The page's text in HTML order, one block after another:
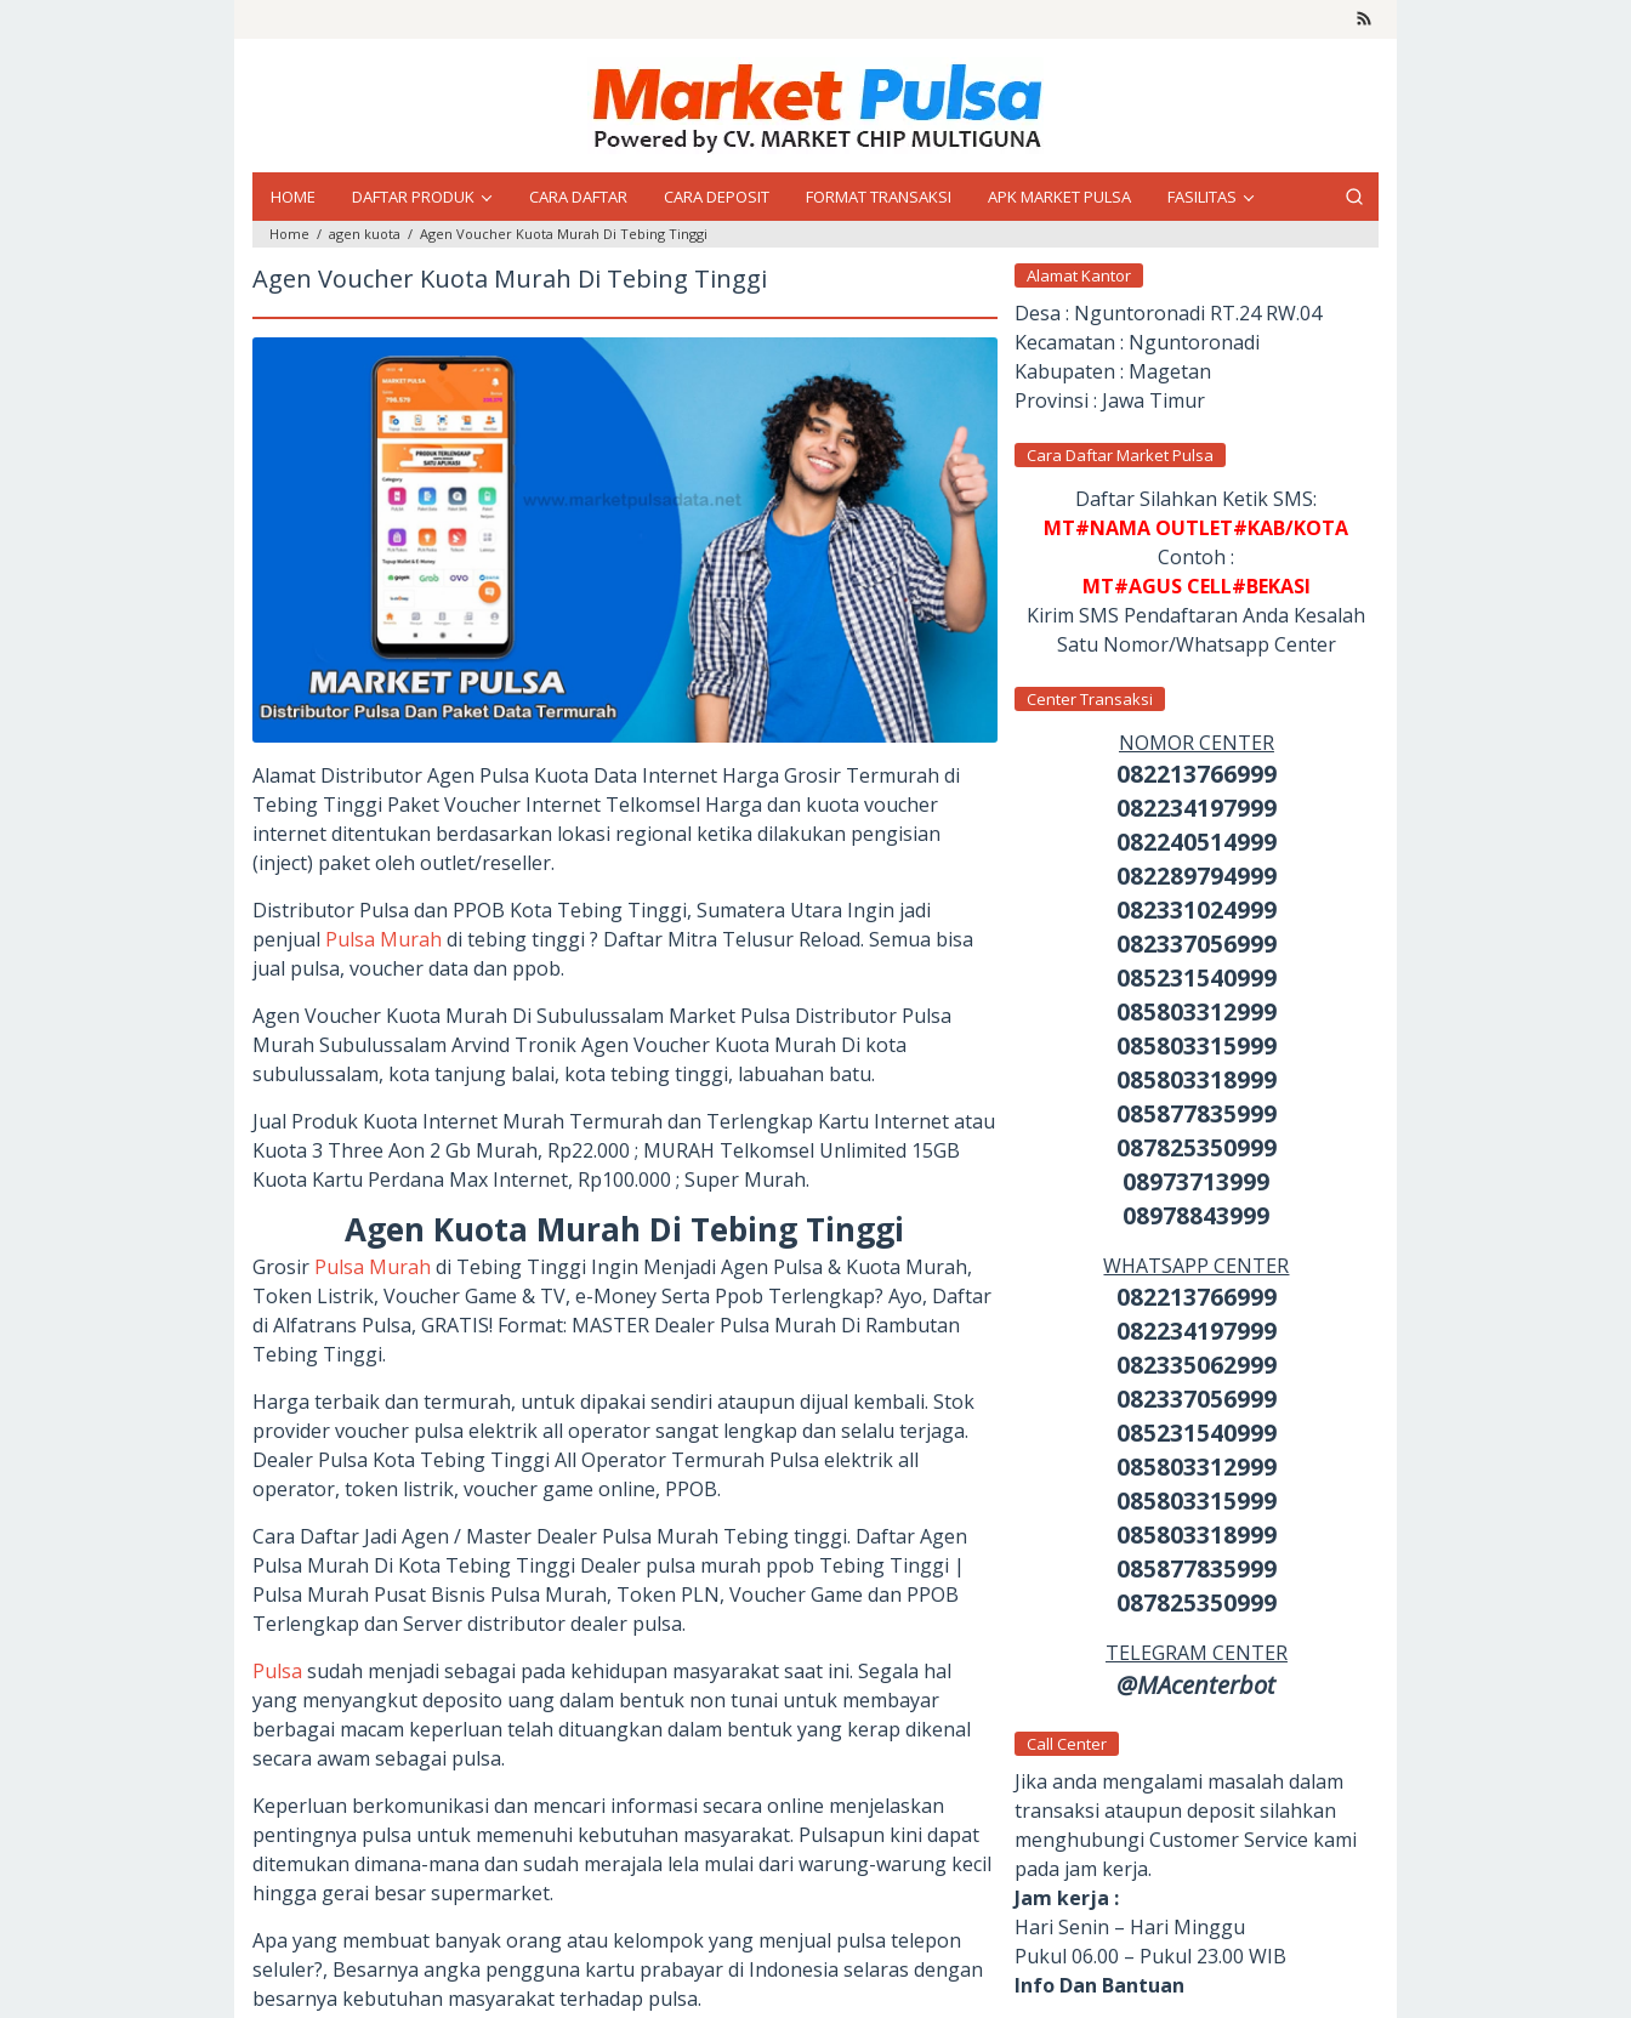
HOME DAFTAR PRODUK CARA DAFTAR CARA DEPOSIT FORMAT TRANSAKSI APK MARKET PULSA FASILITAS
Home / agen kuota / Agen Voucher Kuota Murah Di Tebing Tinggi
Agen Voucher Kuota Murah Di Tebing Tinggi
Alamat Distributor Agen Pulsa Kuota Data Internet Harga Grosir Termurah di
Tebing Tinggi Paket Voucher Internet Telkomsel Harga dan kuota voucher
internet ditentukan berdasarkan lokasi regional ketika dilakukan pengisian
(inject) paket oleh outlet/reseller.
Distributor Pulsa dan PPOB Kota Tebing Tinggi, Sumatera Utara Ingin jadi
penjual Pulsa Murah di tebing tinggi ? Daftar Mitra Telusur Reload. Semua bisa
jual pulsa, voucher data dan ppob.
Agen Voucher Kuota Murah Di Subulussalam Market Pulsa Distributor Pulsa
Murah Subulussalam Arvind Tronik Agen Voucher Kuota Murah Di kota
subulussalam, kota tanjung balai, kota tebing tinggi, labuahan batu.
Jual Produk Kuota Internet Murah Termurah dan Terlengkap Kartu Internet atau
Kuota 3 Three Aon 2 Gb Murah, Rp22.000 ; MURAH Telkomsel Unlimited 15GB
Kuota Kartu Perdana Max Internet, Rp100.000 ; Super Murah.
Agen Kuota Murah Di Tebing Tinggi
Grosir Pulsa Murah di Tebing Tinggi Ingin Menjadi Agen Pulsa & Kuota Murah,
Token Listrik, Voucher Game & TV, e-Money Serta Ppob Terlengkap? Ayo, Daftar
di Alfatrans Pulsa, GRATIS! Format: MASTER Dealer Pulsa Murah Di Rambutan
Tebing Tinggi.
Harga terbaik dan termurah, untuk dipakai sendiri ataupun dijual kembali. Stok
provider voucher pulsa elektrik all operator sangat lengkap dan selalu terjaga.
Dealer Pulsa Kota Tebing Tinggi All Operator Termurah Pulsa elektrik all
operator, token listrik, voucher game online, PPOB.
Cara Daftar Jadi Agen / Master Dealer Pulsa Murah Tebing tinggi. Daftar Agen
Pulsa Murah Di Kota Tebing Tinggi Dealer pulsa murah ppob Tebing Tinggi |
Pulsa Murah Pusat Bisnis Pulsa Murah, Token PLN, Voucher Game dan PPOB
Terlengkap dan Server distributor dealer pulsa.
Pulsa sudah menjadi sebagai pada kehidupan masyarakat saat ini. Segala hal
yang menyangkut deposito uang dalam bentuk non tunai untuk membayar
berbagai macam keperluan telah dituangkan dalam bentuk yang kerap dikenal
secara awam sebagai pulsa.
Keperluan berkomunikasi dan mencari informasi secara online menjelaskan
pentingnya pulsa untuk memenuhi kebutuhan masyarakat. Pulsapun kini dapat
ditemukan dimana-mana dan sudah merajala lela mulai dari warung-warung kecil
hingga gerai besar supermarket.
Apa yang membuat banyak orang atau kelompok yang menjual pulsa telepon
seluler?, Besarnya angka pengguna kartu prabayar di Indonesia selaras dengan
besarnya kebutuhan masyarakat terhadap pulsa.
Alamat Kantor
Desa : Nguntoronadi RT.24 RW.04
Kecamatan : Nguntoronadi
Kabupaten : Magetan
Provinsi : Jawa Timur
Cara Daftar Market Pulsa
Daftar Silahkan Ketik SMS:
MT#NAMA OUTLET#KAB/KOTA
Contoh :
MT#AGUS CELL#BEKASI
Kirim SMS Pendaftaran Anda Kesalah
Satu Nomor/Whatsapp Center
Center Transaksi
NOMOR CENTER
082213766999
082234197999
082240514999
082289794999
082331024999
082337056999
085231540999
085803312999
085803315999
085803318999
085877835999
087825350999
08973713999
08978843999
WHATSAPP CENTER
082213766999
082234197999
082335062999
082337056999
085231540999
085803312999
085803315999
085803318999
085877835999
087825350999
TELEGRAM CENTER
@MAcenterbot
Call Center
Jika anda mengalami masalah dalam
transaksi ataupun deposit silahkan
menghubungi Customer Service kami
pada jam kerja.
Jam kerja :
Hari Senin – Hari Minggu
Pukul 06.00 – Pukul 23.00 WIB
Info Dan Bantuan